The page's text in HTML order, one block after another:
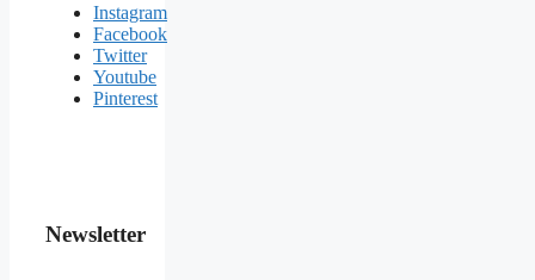
Instagram
Facebook
Twitter
Youtube
Pinterest
Newsletter